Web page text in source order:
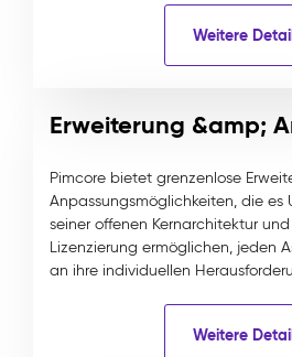
Weitere
Erweiterung &amp;
Pimcore bietet grenzenlose
Anpassungsmöglichkeiten, die es
seiner offenen Kernarchitektur
Lizenzierung ermöglichen, jeden
an ihre individuellen
Weitere